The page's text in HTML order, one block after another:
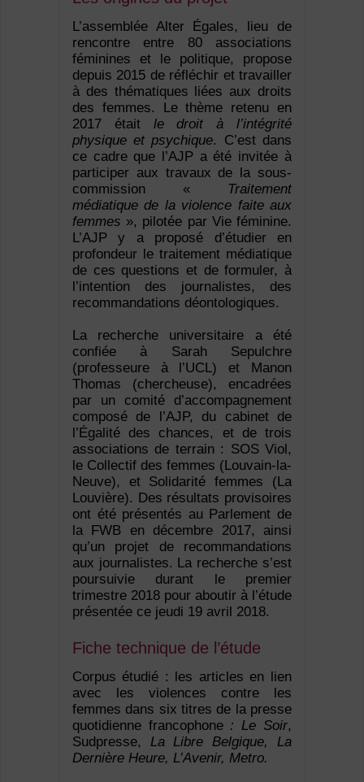
L’assemblée Alter Égales, lieu de
rencontre entre 80 associations
féminines et le politique, propose
depuis 2015 de réfléchir et travailler
à des thématiques liées aux droits
des femmes. Le thème retenu en
2017 était le droit à l’intégrité
physique et psychique. C’est dans
ce cadre que l’AJP a été invitée à
participer aux travaux de la sous-
commission « Traitement
médiatique de la violence faite aux
femmes », pilotée par Vie féminine.
L’AJP y a proposé d’étudier en
profondeur le traitement médiatique
de ces questions et de formuler, à
l’intention des journalistes, des
recommandations déontologiques.
La recherche universitaire a été
confiée à Sarah Sepulchre
(professeure à l’UCL) et Manon
Thomas (chercheuse), encadrées
par un comité d’accompagnement
composé de l’AJP, du cabinet de
l’Égalité des chances, et de trois
associations de terrain : SOS Viol,
le Collectif des femmes (Louvain-la-
Neuve), et Solidarité femmes (La
Louvière). Des résultats provisoires
ont été présentés au Parlement de
la FWB en décembre 2017, ainsi
qu’un projet de recommandations
aux journalistes. La recherche s’est
poursuivie durant le premier
trimestre 2018 pour aboutir à l’étude
présentée ce jeudi 19 avril 2018.
Fiche technique de l’étude
Corpus étudié : les articles en lien
avec les violences contre les
femmes dans six titres de la presse
quotidienne francophone : Le Soir,
Sudpresse, La Libre Belgique, La
Dernière Heure, L’Avenir, Metro.